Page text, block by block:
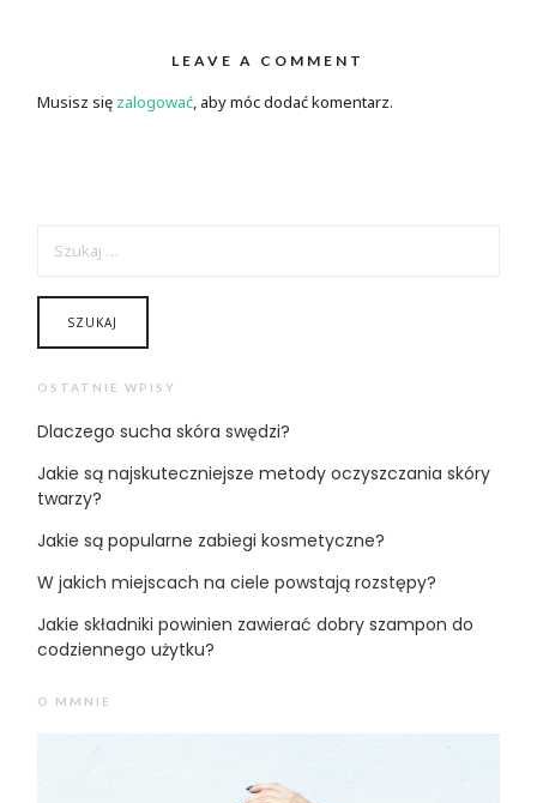
LEAVE A COMMENT
Musisz się zalogować, aby móc dodać komentarz.
OSTATNIE WPISY
Dlaczego sucha skóra swędzi?
Jakie są najskuteczniejsze metody oczyszczania skóry
twarzy?
Jakie są popularne zabiegi kosmetyczne?
W jakich miejscach na ciele powstają rozstępy?
Jakie składniki powinien zawierać dobry szampon do
codziennego użytku?
O MMNIE